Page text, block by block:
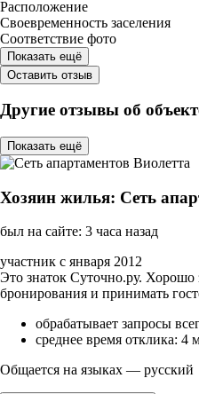
Расположение
Своевременность заселения
Соответствие фото
Показать ещё
Оставить отзыв
Другие отзывы об
Показать ещё
Хозяин жилья: Сеть
был на сайте: 3 часа назад
участник с января 2012
Это знаток Суточно.ру. Хорошо
бронирования и принимать
обрабатывает запросы
среднее время отклика: 4
Общается на языках — русский